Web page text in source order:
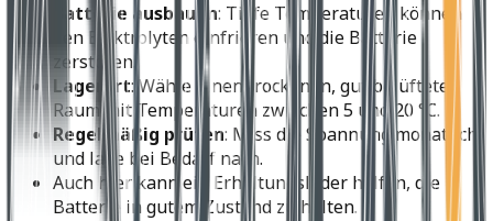
Batterie ausbauen: Tiefe Temperaturen können
den Elektrolyten einfrieren und die Batterie
zerstören.
Lagerort: Wähle einen trockenen, gut belüfteten
Raum mit Temperaturen zwischen 5 und 20 °C.
Regelmäßig prüfen: Miss die Spannung monatlich
und lade bei Bedarf nach.
Auch hier kann ein Erhaltungslader helfen, die
Batterie in gutem Zustand zu halten.